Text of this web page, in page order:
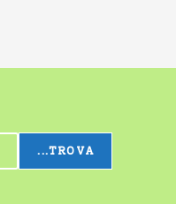
ricerca
sul
...TROVA